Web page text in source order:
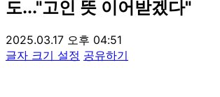
도..."고인 뜻 이어받겠다"
2025.03.17 오후 04:51
글자 크기 설정 공유하기